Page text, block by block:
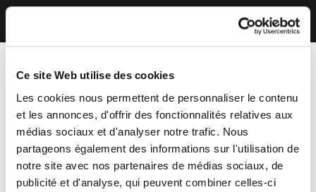
Ce site Web utilise des cookies
Les cookies nous permettent de personnaliser le contenu
et les annonces, d'offrir des fonctionnalités relatives aux
médias sociaux et d'analyser notre trafic. Nous
partageons également des informations sur l'utilisation de
notre site avec nos partenaires de médias sociaux, de
publicité et d'analyse, qui peuvent combiner celles-ci